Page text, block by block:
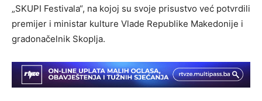
„SKUPI Festivala“, na kojoj su svoje prisustvo već potvrdili
premijer i ministar kulture Vlade Republike Makedonije i
gradonačelnik Skoplja.